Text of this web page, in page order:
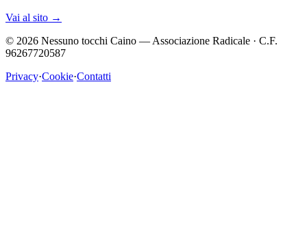
Vai al sito →
© 2026 Nessuno tocchi Caino — Associazione Radicale · C.F.
96267720587
Privacy·Cookie·Contatti